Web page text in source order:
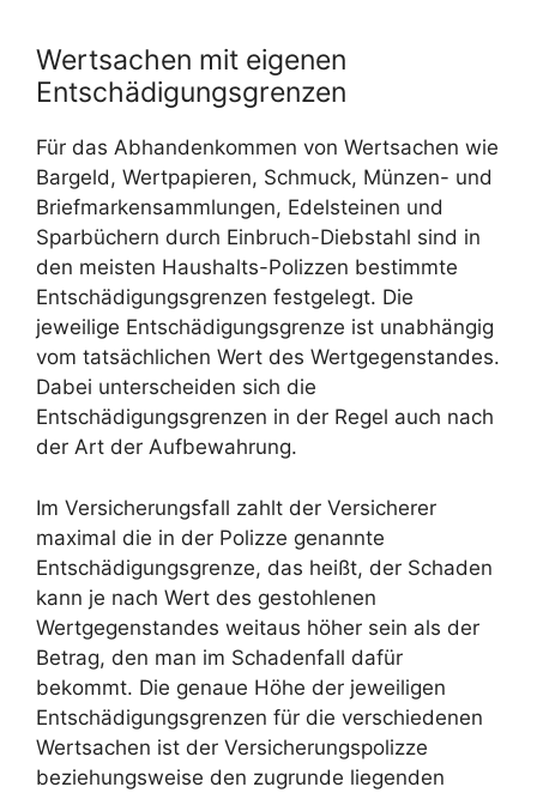
Wertsachen mit eigenen
Entschädigungsgrenzen
Für das Abhandenkommen von Wertsachen wie
Bargeld, Wertpapieren, Schmuck, Münzen- und
Briefmarkensammlungen, Edelsteinen und
Sparbüchern durch Einbruch-Diebstahl sind in
den meisten Haushalts-Polizzen bestimmte
Entschädigungsgrenzen festgelegt. Die
jeweilige Entschädigungsgrenze ist unabhängig
vom tatsächlichen Wert des Wertgegenstandes.
Dabei unterscheiden sich die
Entschädigungsgrenzen in der Regel auch nach
der Art der Aufbewahrung.
Im Versicherungsfall zahlt der Versicherer
maximal die in der Polizze genannte
Entschädigungsgrenze, das heißt, der Schaden
kann je nach Wert des gestohlenen
Wertgegenstandes weitaus höher sein als der
Betrag, den man im Schadenfall dafür
bekommt. Die genaue Höhe der jeweiligen
Entschädigungsgrenzen für die verschiedenen
Wertsachen ist der Versicherungspolizze
beziehungsweise den zugrunde liegenden